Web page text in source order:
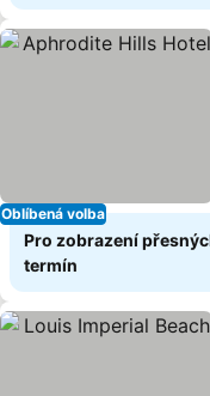
Oblíbená volba
Pro zobrazení
termín